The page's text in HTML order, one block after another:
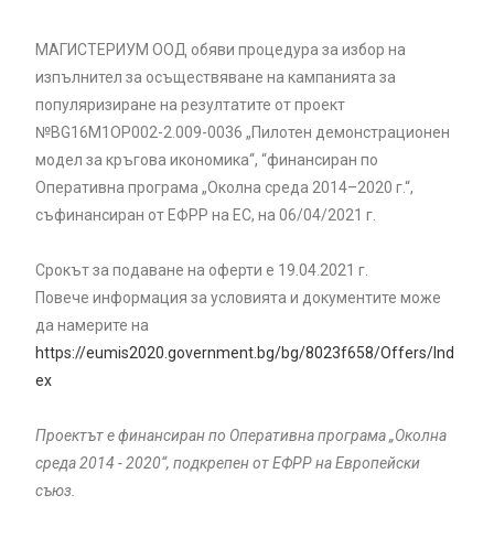
МАГИСТЕРИУМ ООД обяви процедура за избор на
изпълнител за осъществяване на кампанията за
популяризиране на резултатите от проект
№BG16M1OP002-2.‎009-0036 „Пилотен демонстрационен
модел за кръгова икономика“, “финансиран по
Оперативна програма „Околна среда 2014–2020 г.“,
съфинансиран от ЕФРР на ЕС, на 06/04/2021 г.
Срокът за подаване на оферти е 19.04.2021 г.
Повече информация за условията и документите може
да намерите на
https://eumis2020.government.bg/bg/8023f658/Offers/Ind
ex
Проектът е финансиран по Оперативна програма „Околна
среда 2014 - 2020“, подкрепен от ЕФРР на Европейски
съюз.